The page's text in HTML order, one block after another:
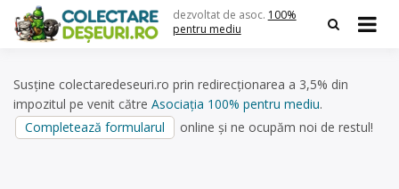
content
dezvoltat de asoc. 100%
pentru mediu
Susține colectaredeseuri.ro prin redirecționarea a 3,5% din
impozitul pe venit către Asociația 100% pentru mediu.
Completează formularul
online și ne ocupăm noi de restul!